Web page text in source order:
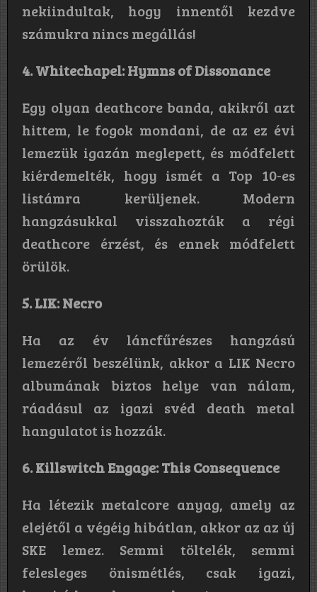
nekiindultak, hogy innentől kezdve
számukra nincs megállás!
4. Whitechapel: Hymns of Dissonance
Egy olyan deathcore banda, akikről azt
hittem, le fogok mondani, de az ez évi
lemezük igazán meglepett, és módfelett
kiérdemelték, hogy ismét a Top 10-es
listámra kerüljenek. Modern
hangzásukkal visszahozták a régi
deathcore érzést, és ennek módfelett
örülök.
5. LIK: Necro
Ha az év láncfűrészes hangzású
lemezéről beszélünk, akkor a LIK Necro
albumának biztos helye van nálam,
ráadásul az igazi svéd death metal
hangulatot is hozzák.
6. Killswitch Engage: This Consequence
Ha létezik metalcore anyag, amely az
elejétől a végéig hibátlan, akkor az az új
SKE lemez. Semmi töltelék, semmi
felesleges önismétlés, csak igazi,